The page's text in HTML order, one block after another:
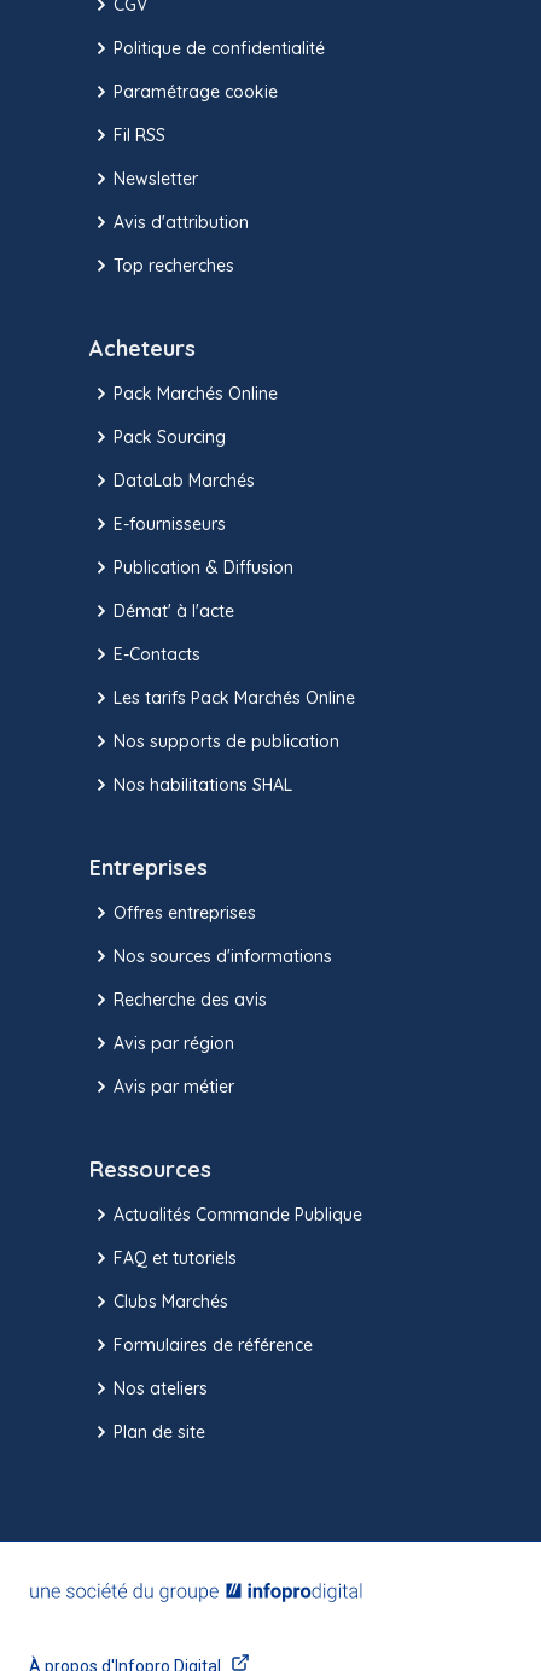
CGV
Politique de confidentialité
Paramétrage cookie
Fil RSS
Newsletter
Avis d'attribution
Top recherches
Acheteurs
Pack Marchés Online
Pack Sourcing
DataLab Marchés
E-fournisseurs
Publication & Diffusion
Démat' à l'acte
E-Contacts
Les tarifs Pack Marchés Online
Nos supports de publication
Nos habilitations SHAL
Entreprises
Offres entreprises
Nos sources d'informations
Recherche des avis
Avis par région
Avis par métier
Ressources
Actualités Commande Publique
FAQ et tutoriels
Clubs Marchés
Formulaires de référence
Nos ateliers
Plan de site